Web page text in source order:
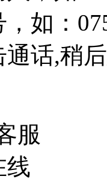
如：
话,稍
服
线